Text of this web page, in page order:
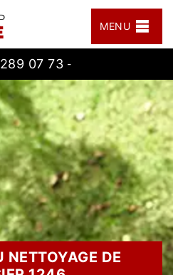
MENU
07 73 -
NETTOYAGE DE